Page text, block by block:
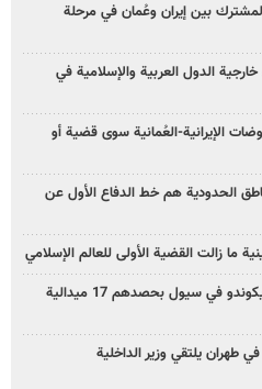
المشترك بين إيران وعُمان في مرحلة
الدول العربية والإسلامية في
الإيرانية-العُمانية سوى قضية أو
الحدودية هم خط الدفاع الأول عن
ما زالت القضية الأولى للعالم الإسلامي
تألق المنتخب الايراني للتايكوندو في سيول بحصدهم 17 ميدالية
طهران يلتقي وزير الداخلية